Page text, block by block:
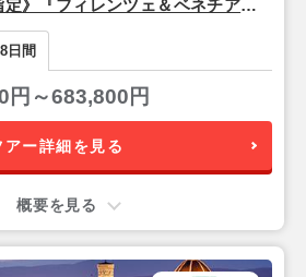
》『フィレンツェ＆ベネチア』
8日間
円～683,800円
アー詳細を見る
概要を見る